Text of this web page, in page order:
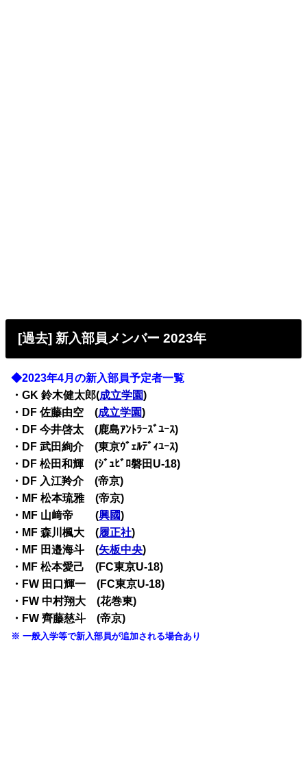
[過去] 新入部員メンバー 2023年
◆2023年4月の新入部員予定者一覧
・GK 鈴木健太郎(成立学園)
・ DF 佐藤由空 (成立学園)
・ DF 今井啓太 (鹿島ｱﾝﾄﾗｰｽﾞﾕｰｽ)
・ DF 武田絢介 (東京ｳﾞｪﾙﾃﾞｨﾕｰｽ)
・ DF 松田和輝 (ｼﾞｭﾋﾞﾛ磐田U-18)
・ DF 入江羚介 (帝京)
・ MF 松本琉雅 (帝京)
・ MF 山﨑帝 (興國)
・ MF 森川楓大 (履正社)
・ MF 田邉海斗 (矢板中央)
・ MF 松本愛己 (FC東京U-18)
・ FW 田口輝一 (FC東京U-18)
・ FW 中村翔大 (花巻東)
・ FW 齊藤慈斗 (帝京)
※ 一般入学等で新入部員が追加される場合あり